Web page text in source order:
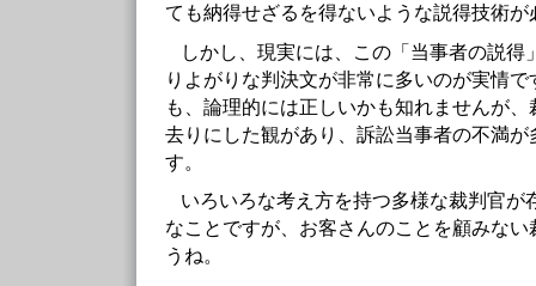
ても納得せざるを得ないような説得技術が
しかし、現実には、この「当事者の説得
りよがりな判決文が非常に多いのが実情
も、論理的には正しいかも知れませんが
去りにした観があり、訴訟当事者の不満
す。
いろいろな考え方を持つ多様な裁判官が
なことですが、お客さんのことを顧みな
うね。